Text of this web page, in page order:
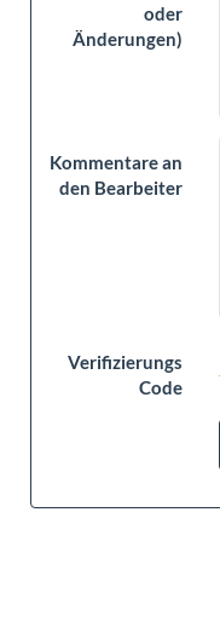
oder
Änderungen)
Kommentare an
den Bearbeiter
Verifizierungs
Code